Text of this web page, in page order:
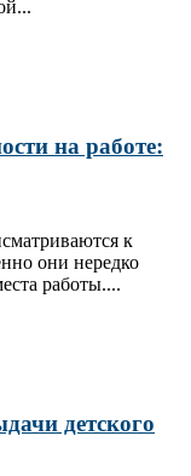
на работе:
к
они нередко
работы....
детского